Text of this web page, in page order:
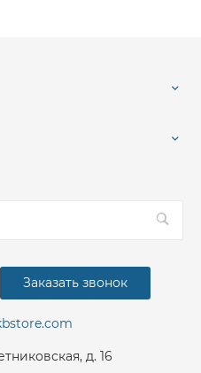
Заказать звонок
д. 16